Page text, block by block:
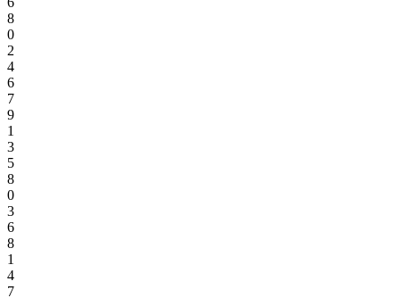
8
0
2
4
6
7
9
1
3
5
8
0
3
6
8
1
4
7